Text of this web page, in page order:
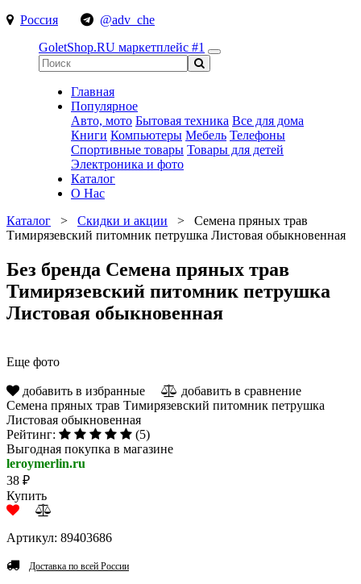
Россия
@adv_che
GoletShop.RU маркетплейс #1
Главная
Популярное
Авто, мото Бытовая техника Все для дома
Книги Компьютеры Мебель Телефоны
Спортивные товары Товары для детей
Электроника и фото
Каталог
О Нас
Каталог > Скидки и акции > Семена пряных трав
Тимирязевский питомник петрушка Листовая обыкновенная
Без бренда Семена пряных трав
Тимирязевский питомник петрушка
Листовая обыкновенная
Еще фото
добавить в избранные
добавить в сравнение
Семена пряных трав Тимирязевский питомник петрушка
Листовая обыкновенная
Рейтинг:
(5)
Выгодная покупка в магазине
leroymerlin.ru
38 ₽
Купить
Артикул: 89403686
Доставка по всей России